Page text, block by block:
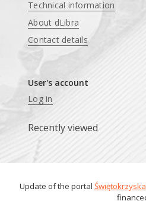
Technical information
About dLibra
Contact details
User's account
Log in
Recently viewed
Update of the portal